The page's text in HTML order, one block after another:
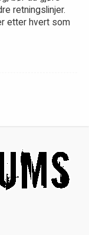
retningslinjer.
etter hvert som